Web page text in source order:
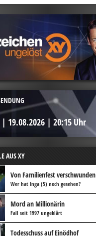
| 19.08.2026 | 20:15 Uhr
AUS XY
Von Familienfest verschwunden
Wer hat Inga (5) noch gesehen?
Mord an Millionärin
Fall seit 1997 ungeklärt
Todesschuss auf Einödhof